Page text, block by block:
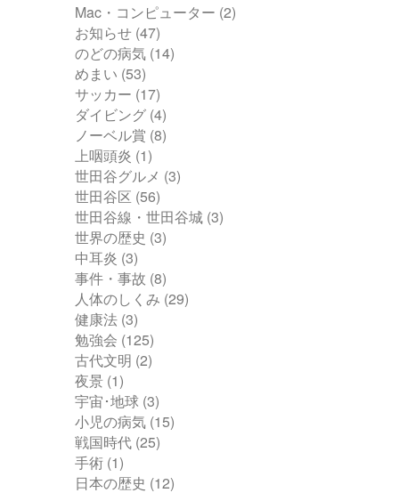
Mac・コンピューター (2)
お知らせ (47)
のどの病気 (14)
めまい (53)
サッカー (17)
ダイビング (4)
ノーベル賞 (8)
上咽頭炎 (1)
世田谷グルメ (3)
世田谷区 (56)
世田谷線・世田谷城 (3)
世界の歴史 (3)
中耳炎 (3)
事件・事故 (8)
人体のしくみ (29)
健康法 (3)
勉強会 (125)
古代文明 (2)
夜景 (1)
宇宙･地球 (3)
小児の病気 (15)
戦国時代 (25)
手術 (1)
日本の歴史 (12)